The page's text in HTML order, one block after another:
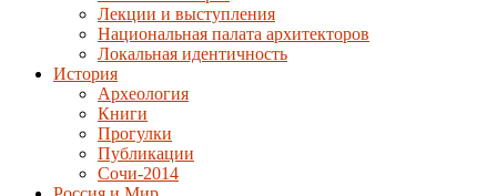
Лекции и выступления
Национальная палата архитекторов
Локальная идентичность
История
Археология
Книги
Прогулки
Публикации
Сочи-2014